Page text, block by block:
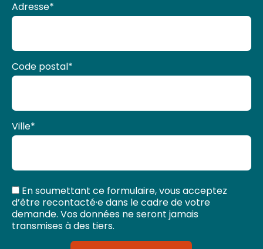
Adresse*
Code postal*
Ville*
En soumettant ce formulaire, vous acceptez
d’être recontacté·e dans le cadre de votre
demande. Vos données ne seront jamais
transmises à des tiers.